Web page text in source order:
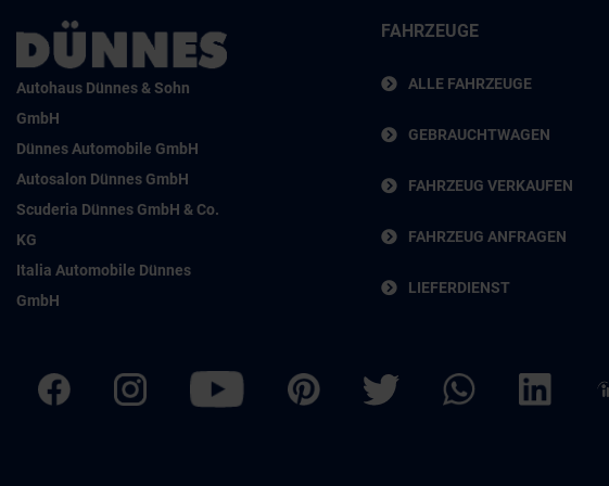
Autohaus Dünnes & Sohn
GmbH
Dünnes Automobile GmbH
Autosalon Dünnes GmbH
Scuderia Dünnes GmbH & Co.
KG
Italia Automobile Dünnes
GmbH
FAHRZEUGE
ALLE FAHRZEUGE
GEBRAUCHTWAGEN
FAHRZEUG VERKAUFEN
FAHRZEUG ANFRAGEN
LIEFERDIENST